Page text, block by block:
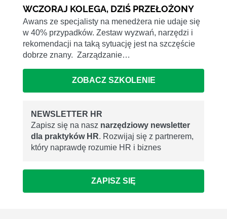
WCZORAJ KOLEGA, DZIŚ PRZEŁOŻONY
Awans ze specjalisty na menedżera nie udaje się
w 40% przypadków. Zestaw wyzwań, narzędzi i
rekomendacji na taką sytuację jest na szczęście
dobrze znany. Zarządzanie…
ZOBACZ SZKOLENIE
NEWSLETTER HR
Zapisz się na nasz narzędziowy newsletter
dla praktyków HR. Rozwijaj się z partnerem,
który naprawdę rozumie HR i biznes
ZAPISZ SIĘ